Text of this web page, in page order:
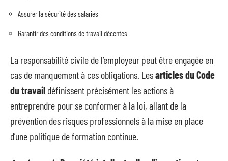
Assurer la sécurité des salariés
Garantir des conditions de travail décentes
La responsabilité civile de l’employeur peut être engagée en
cas de manquement à ces obligations. Lesarticles du Code
du travail définissent précisément les actions à
entreprendre pour se conformer à la loi, allant de la
prévention des risques professionnels à la mise en place
d’une politique de formation continue.